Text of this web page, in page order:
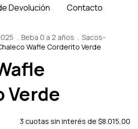
Devolución Contacto
. Beba 0 a 2 años . Sacos-
Wafle Corderito Verde
Verde
3 cuotas sin interés de $8.015,00